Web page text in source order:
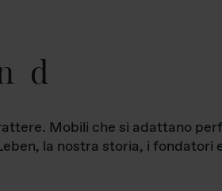
Mobili che si adattano
la nostra storia, i